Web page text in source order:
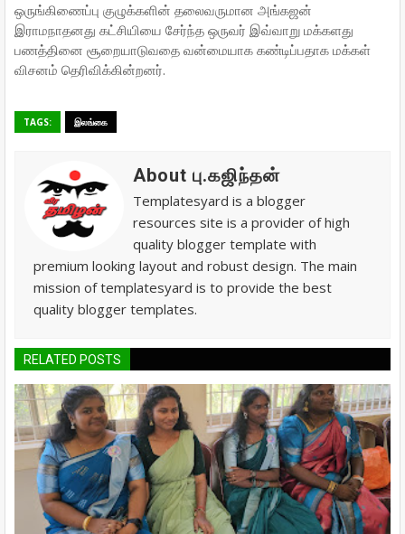
ஒருங்கிணைப்பு குழுக்களின் தலைவருமான அங்கஜன்
இராமநாதனது கட்சியியை சேர்ந்த ஒருவர் இவ்வாறு மக்களது
பணத்தினை சூறையாடுவதை வன்மையாக கண்டிப்பதாக மக்கள்
விசனம் தெரிவிக்கின்றனர்.
TAGS: இலங்கை
About பு.கஜிந்தன்
Templatesyard is a blogger
resources site is a provider of high
quality blogger template with
premium looking layout and robust design. The main
mission of templatesyard is to provide the best
quality blogger templates.
RELATED POSTS